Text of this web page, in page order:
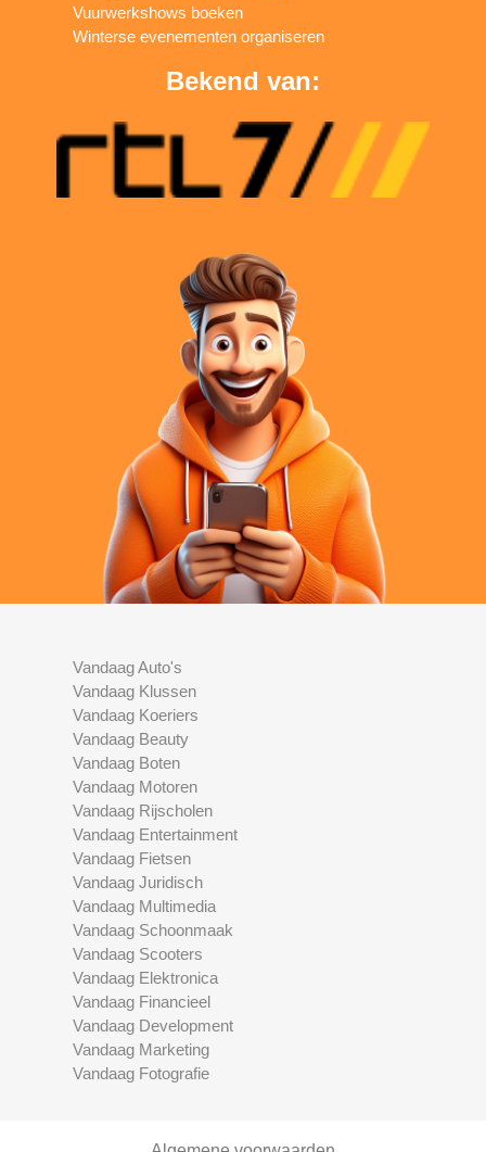
Vuurwerkshows boeken
Winterse evenementen organiseren
Bekend van:
Vandaag Auto's
Vandaag Klussen
Vandaag Koeriers
Vandaag Beauty
Vandaag Boten
Vandaag Motoren
Vandaag Rijscholen
Vandaag Entertainment
Vandaag Fietsen
Vandaag Juridisch
Vandaag Multimedia
Vandaag Schoonmaak
Vandaag Scooters
Vandaag Elektronica
Vandaag Financieel
Vandaag Development
Vandaag Marketing
Vandaag Fotografie